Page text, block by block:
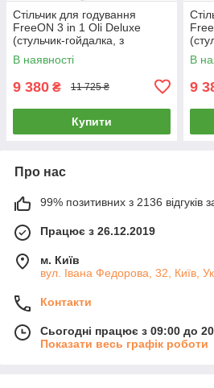
Стільчик для годування
FreeON 3 in 1 Oli Deluxe
(стульчик-гойдалка, з
музикою, пульт управління)
Бежевий
В наявності
9 380 ₴ 11 725 ₴
Купити
В
9
Про нас
99% позитивних з 2136 відгуків
Працює з 26.12.2019
м. Київ
вул. Івана Федорова, 32, Київ,
Контакти
Сьогодні працює з 09:00 до
Показати весь графік роботи